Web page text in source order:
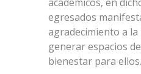
egresados
agradecimiento a
generar espacios
bienestar para ellos.